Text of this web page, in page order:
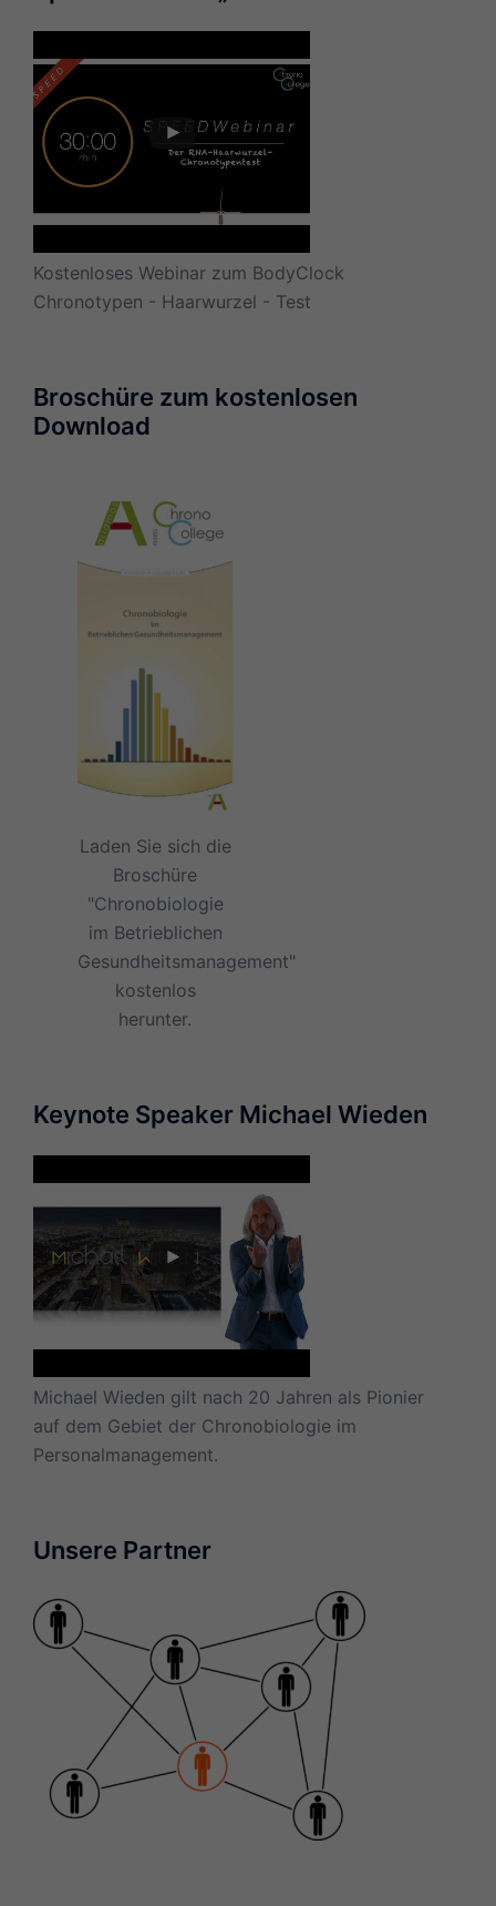
Kostenloses Webinar zum BodyClock
Chronotypen - Haarwurzel - Test
Broschüre zum kostenlosen
Download
Laden Sie sich die
Broschüre
"Chronobiologie
im Betrieblichen
Gesundheitsmanagement"
kostenlos
herunter.
Keynote Speaker Michael Wieden
Michael Wieden gilt nach 20 Jahren als Pionier
auf dem Gebiet der Chronobiologie im
Personalmanagement.
Unsere Partner